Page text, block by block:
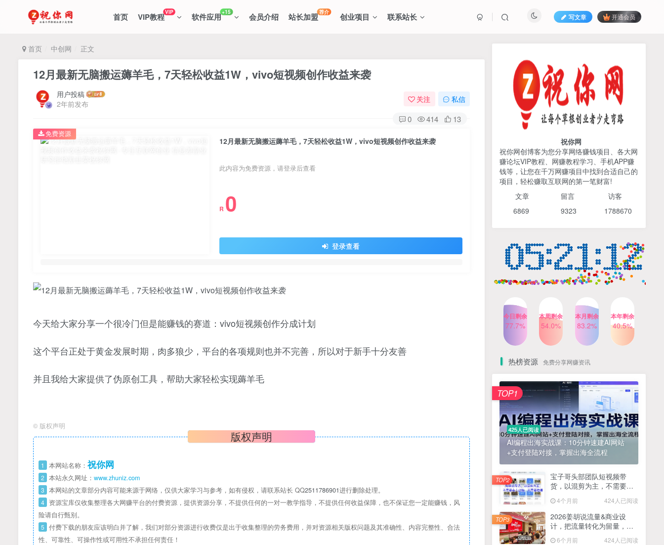
首页 VIP教程VIP 软件应用+15 会员介绍 站长加盟荐介 创业项目 联系站长 写文章 开通会员
首页 中创网 正文
12月最新无脑搬运薅羊毛，7天轻松收益1W，vivo短视频创作收益来袭
用户投稿
2年前发布
关注 私信
0 414 13
12月最新无脑搬运薅羊毛，7天轻松收益1W，vivo短视频创作收益来袭
此内容为免费资源，请登录后查看
R 0
登录查看
免费资源
今天给大家分享一个很冷门但是能赚钱的赛道：vivo短视频创作分成计划
这个平台正处于黄金发展时期，肉多狼少，平台的各项规则也并不完善，所以对于新手十分友善
并且我给大家提供了伪原创工具，帮助大家轻松实现薅羊毛
© 版权声明
版权声明
1 本网站名称： 祝你网
2 本站永久网址： www.zhuniz.com
3 本网站的文章部分内容可能来源于网络，仅供大家学习与参考，如有侵权，请联系站长 QQ2511786901进行删除处理。
4 资源宝库仅收集整理各大网赚平台的付费资源，提供资源分享，不提供任何的一对一教学指导，不提供任何收益保障，也不保证您一定能赚钱，风
险请自行甄别。
5 付费下载的朋友应该明白并了解，我们对部分资源进行收费仅是出于收集整理的劳务费用，并对资源相关版权问题及其准确性、内容完整性、合法
性、可靠性、可操作性或可用性不承担任何责任！
425人已阅读
AI编程出海实战课：10分钟速建AI网站
+支付登陆对接，掌握出海全流程
TOP1
宝子哥头部团队短视频带
货，以混剪为主，不需要真
人出镜，不需要拍摄【更新
26年3月】
4个月前 424人已阅读
TOP2
计，把流量转化为留量，设
小红书笔记带货课，流量电
商新机会，抓住小红书的流
量红利(更新26年2月)
5个月前 419人已阅读
TOP4
AI商业编程智能体开发课：
4个月前
TOP5
公众号流量主之星座盘点赛
道，起号快+流量稳，流程简
单，适合新手操作
3个月前 416人已阅读
TOP6
1 ? 零加盟费｜红颜搭全国城市代理商招募正式启动！
2 淘宝天猫盈利突破特训营25年12月线下课，系统性的深度剖析电商企业经营之道，打造电商标准化运营体系
3 抓亚马逊漏洞，免去店铺月租，一个流量大竞争小，让你有机会成大卖的赛道
2025最新零撸项目，一部手机就可以操作，20秒一单，零投入纯薅羊毛，无门槛，一天200+【揭秘】
5 线上陪伴项目玩法，聊聊天就有收益的项目，一个月收益5000+
6 全网首发！答案之书网页版，全新玩法，搭配文档和网页，日入1k+零门槛小白首选副业
7 25年7月小红书女粉新玩法，公域转私域变现，日轻松变现2张+，5分钟简单复制好上手
8 情趣内衣暴利玩法，冷门赛道，日入1k+
祝你网
祝你网创博客为您分享网络赚钱项目、各大网
赚论坛VIP教程、网赚教程学习、手机APP赚
钱等，让您在千万网赚项目中找到合适自己的
项目，轻松赚取互联网的第一笔财富!
文章 留言 访客
6869 9323 1788670
今日剩余
77.7%
本周剩余
54.0%
本月剩余
83.2%
本年剩余
40.5%
热榜资源 免费分享网赚资讯
425人已阅读
AI编程出海实战课：10分钟速建AI网站
+支付登陆对接，掌握出海全流程
TOP1
宝子哥头部团队短视频带
货，以混剪为主，不需要真
26年3月】
4个月前 424人已阅读
TOP2
2026姜胡说流量&商业设
计，把流量转化为留量，设
6个月前 424人已阅读
TOP3